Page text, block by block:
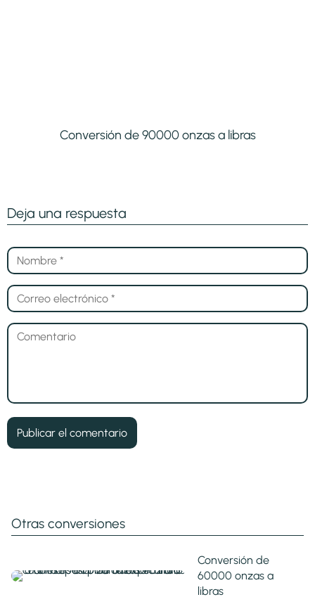
Conversión de 90000 onzas a libras
Deja una respuesta
Otras conversiones
Conversión de
60000 onzas a
libras